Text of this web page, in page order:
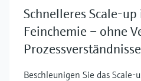
Schnelleres Scale-
Feinchemie – ohne
Beschleunigen Sie das Scale-